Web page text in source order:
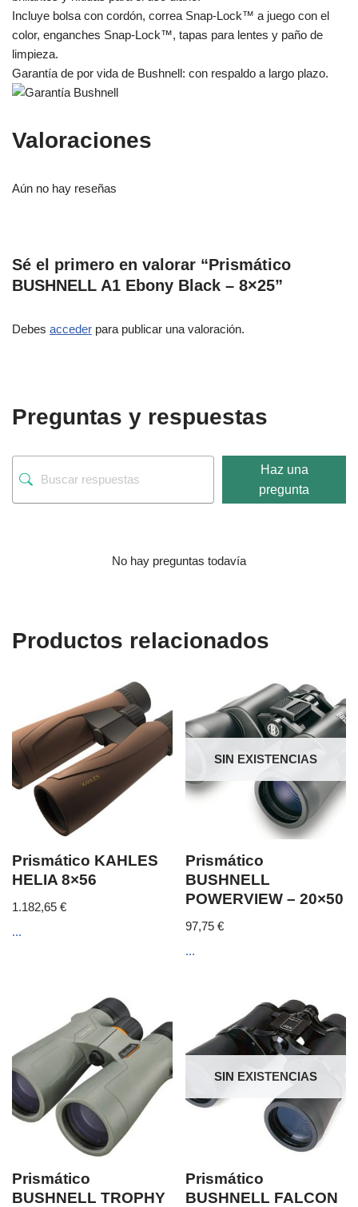
Incluye bolsa con cordón, correa Snap-Lock™ a juego con el
color, enganches Snap-Lock™, tapas para lentes y paño de
limpieza.
Garantía de por vida de Bushnell: con respaldo a largo plazo.
Valoraciones
Aún no hay reseñas
Sé el primero en valorar “Prismático
BUSHNELL A1 Ebony Black – 8×25”
Debes acceder para publicar una valoración.
Preguntas y respuestas
Haz una
pregunta
No hay preguntas todavía
Productos relacionados
Prismático KAHLES
HELIA 8×56
1.182,65 €
...
SIN EXISTENCIAS
Prismático
BUSHNELL
POWERVIEW – 20×50
97,75€
...
Prismático
BUSHNELL TROPHY
SIN EXISTENCIAS
Prismático
BUSHNELL FALCON